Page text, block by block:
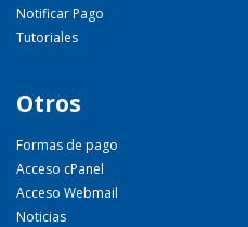
Notificar Pago
Tutoriales
Otros
Formas de pago
Acceso cPanel
Acceso Webmail
Noticias